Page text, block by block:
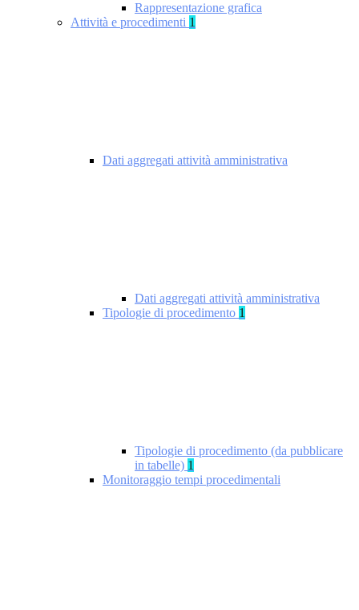
Rappresentazione grafica
Attività e procedimenti 1
Dati aggregati attività amministrativa
Dati aggregati attività amministrativa
Tipologie di procedimento 1
Tipologie di procedimento (da pubblicare
in tabelle) 1
Monitoraggio tempi procedimentali